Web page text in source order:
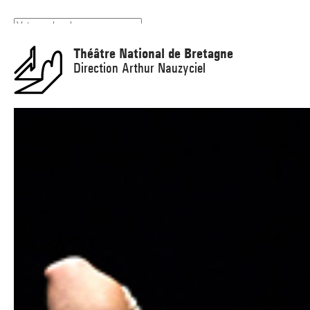
Théâtre National de Bretagne
Direction Arthur Nauzyciel